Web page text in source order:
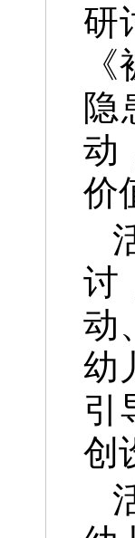
研
隐
动
价
讨
动
幼
引
创